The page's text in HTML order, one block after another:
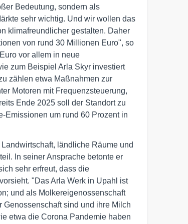
Bedeutung, sondern als
sehr wichtig. Und wir wollen das
klimafreundlicher gestalten. Daher
von rund 30 Millionen Euro", so
vor allem in neue
zum Beispiel Arla Skyr investiert
zählen etwa Maßnahmen zur
Motoren mit Frequenzsteuerung,
Ende 2025 soll der Standort zu
Emissionen um rund 60 Prozent in
ländliche Räume und
In seiner Ansprache betonte er
sehr erfreut, dass die
"Das Arla Werk in Upahl ist
und als Molkereigenossenschaft
sind und ihre Milch
etwa die Corona Pandemie haben